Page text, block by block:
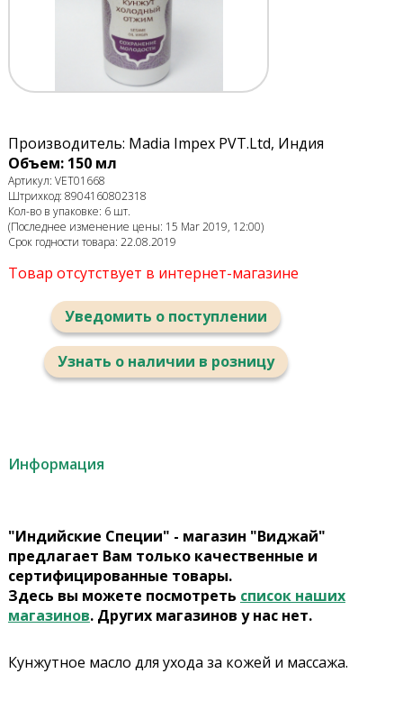
Производитель: Madia Impex PVT.Ltd, Индия
Объем: 150 мл
Артикул: VET01668
Штрихкод: 8904160802318
Кол-во в упаковке: 6 шт.
(Последнее изменение цены: 15 Mar 2019, 12:00)
Срок годности товара: 22.08.2019
Товар отсутствует в интернет-магазине
Уведомить о поступлении
Узнать о наличии в розницу
Информация
"Индийские Специи" - магазин "Виджай"
предлагает Вам только качественные и
сертифицированные товары.
Здесь вы можете посмотреть список наших
магазинов. Других магазинов у нас нет.
Кунжутное масло для ухода за кожей и массажа.